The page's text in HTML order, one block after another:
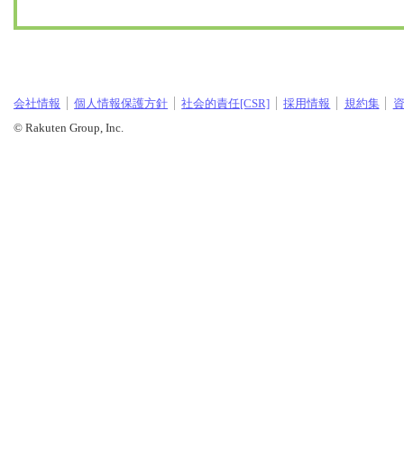
会社情報 個人情報保護方針 社会的責任[CSR] 採用情報 規約集
© Rakuten Group, Inc.